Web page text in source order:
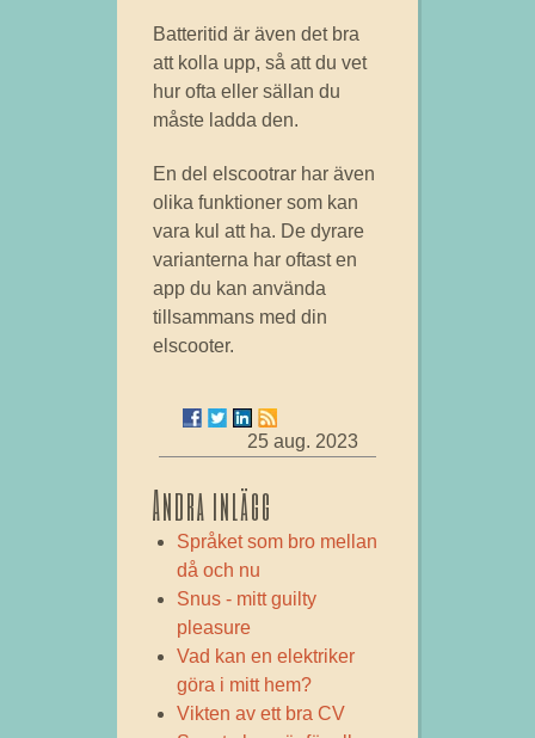
Batteritid är även det bra
att kolla upp, så att du vet
hur ofta eller sällan du
måste ladda den.
En del elscootrar har även
olika funktioner som kan
vara kul att ha. De dyrare
varianterna har oftast en
app du kan använda
tillsammans med din
elscooter.
25 aug. 2023
Andra inlägg
Språket som bro mellan
då och nu
Snus - mitt guilty
pleasure
Vad kan en elektriker
göra i mitt hem?
Vikten av ett bra CV